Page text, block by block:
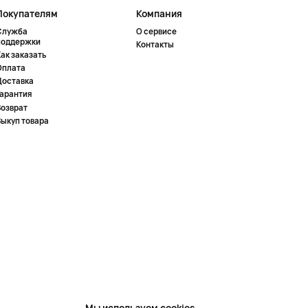
заказать
товара
Компания
О сервисе
Контакты